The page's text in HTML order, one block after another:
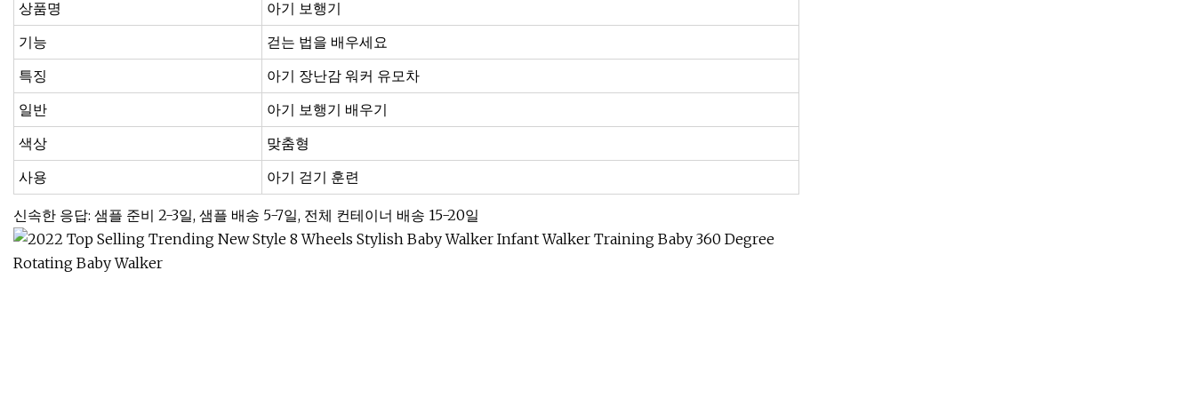
상품명
아기 보행기
기능
걷는 법을 배우세요
특징
아기 장난감 워커 유모차
일반
아기 보행기 배우기
색상
맞춤형
사용
아기 걷기 훈련
신속한 응답: 샘플 준비 2-3일, 샘플 배송 5-7일, 전체 컨테이너 배송 15-20일